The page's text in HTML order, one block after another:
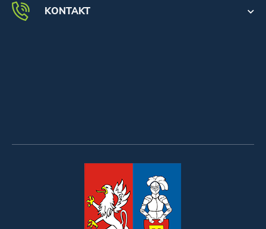
KONTAKT